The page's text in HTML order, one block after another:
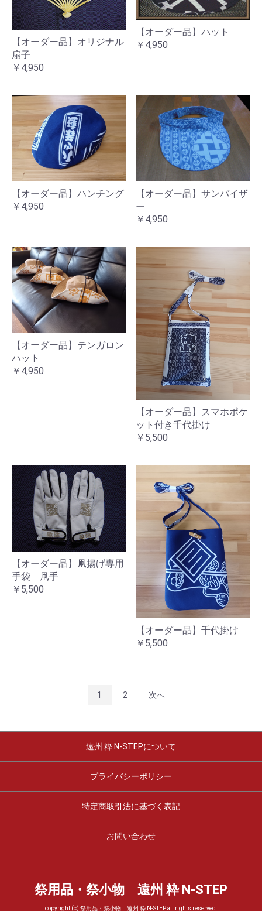
【オーダー品】オリジナル
扇子
￥4,950
【オーダー品】ハット
￥4,950
【オーダー品】ハンチング
￥4,950
【オーダー品】サンバイザ
ー
￥4,950
【オーダー品】テンガロン
ハット
￥4,950
【オーダー品】スマホポケ
ット付き千代掛け
￥5,500
【オーダー品】凧揚げ専用
手袋 凧手
￥5,500
【オーダー品】千代掛け
￥5,500
1 2 次へ
遠州 粋 N-STEPについて
プライバシーポリシー
特定商取引法に基づく表記
お問い合わせ
祭用品・祭小物 遠州 粋 N-STEP
copyright (c) 祭用品・祭小物 遠州 粋 N-STEP all rights reserved.